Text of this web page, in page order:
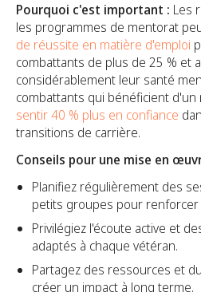
Pourquoi c'est important : Les
les programmes de mentorat
de réussite en matière d'emploi
combattants de plus de 25 % et
considérablement leur santé
combattants qui bénéficient
sentir 40 % plus en confiance
transitions de carrière.
Conseils pour une mise en
Planifiez régulièrement des
petits groupes pour renforcer
Privilégiez l'écoute active et
adaptés à chaque vétéran.
Partagez des ressources et
créer un impact à long terme.